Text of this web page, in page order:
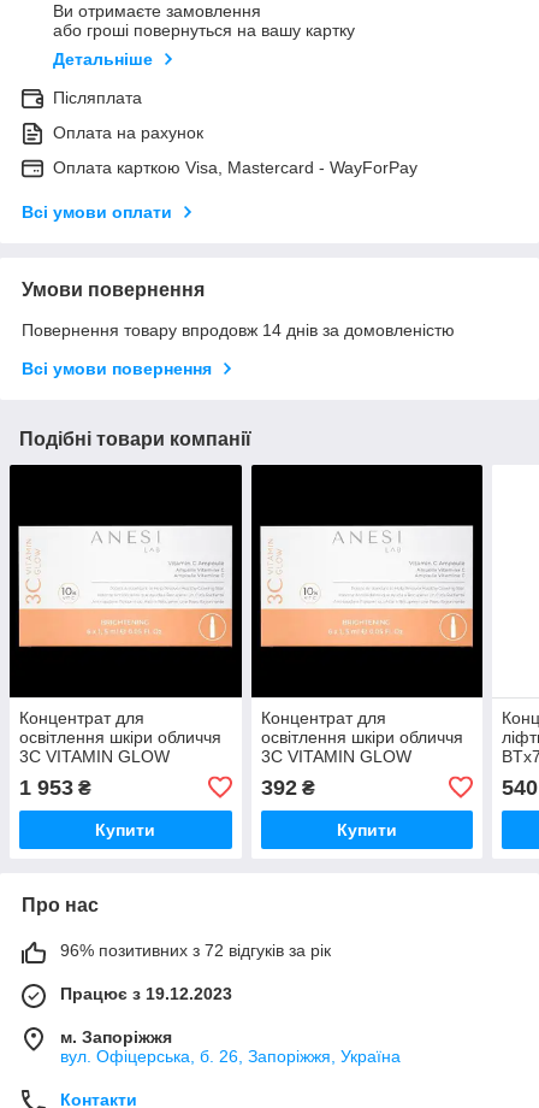
Ви отримаєте замовлення
або гроші повернуться на вашу картку
Детальніше
Післяплата
Оплата на рахунок
Оплата карткою Visa, Mastercard - WayForPay
Всі умови оплати
Умови повернення
Повернення товару впродовж 14 днів за домовленістю
Всі умови повернення
Подібні товари компанії
Концентрат для
освітлення шкіри обличчя
3C VITAMIN GLOW
AMPOLLES Anesi Lad
6*1,5мл
1 953 ₴
Купити
Концентрат для
освітлення шкіри обличчя
3C VITAMIN GLOW
AMPOLLES Anesi Lad
1*1,5мл
392₴
Купити
540
Про нас
96% позитивних з 72 відгуків за рік
Працює з 19.12.2023
м. Запоріжжя
вул. Офіцерська, б. 26, Запоріжжя, Україна
Контакти